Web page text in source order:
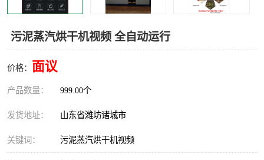
污泥蒸汽烘干机视频 全自动运行
价格： 面议
产品数量： 999.00个
发货地址： 山东省潍坊诸城市
关键词： 污泥蒸汽烘干机视频